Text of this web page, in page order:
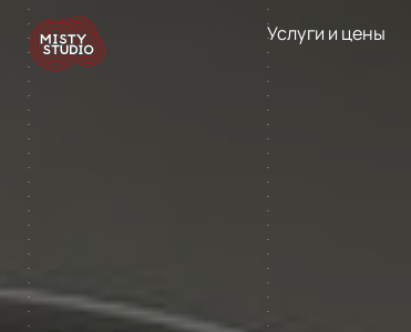
Услуги и цены